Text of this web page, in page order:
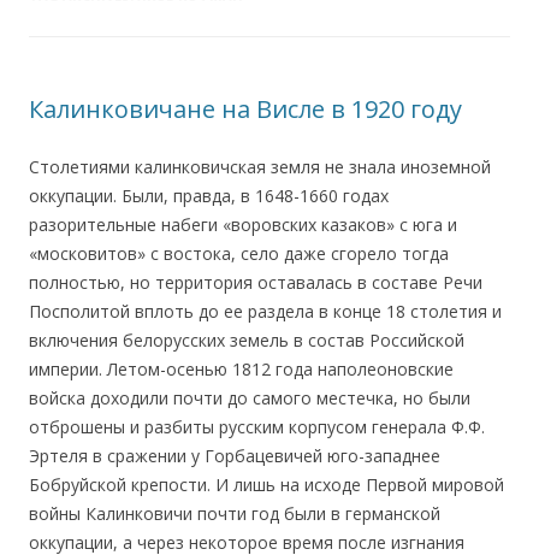
Калинковичане на Висле в 1920 году
Столетиями калинковичская земля не знала иноземной
оккупации. Были, правда, в 1648-1660 годах
разорительные набеги «воровских казаков» с юга и
«московитов» с востока, село даже сгорело тогда
полностью, но территория оставалась в составе Речи
Посполитой вплоть до ее раздела в конце 18 столетия и
включения белорусских земель в состав Российской
империи. Летом-осенью 1812 года наполеоновские
войска доходили почти до самого местечка, но были
отброшены и разбиты русским корпусом генерала Ф.Ф.
Эртеля в сражении у Горбацевичей юго-западнее
Бобруйской крепости. И лишь на исходе Первой мировой
войны Калинковичи почти год были в германской
оккупации, а через некоторое время после изгнания